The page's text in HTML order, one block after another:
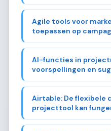
Agile tools voor
toepassen op
AI-functies in
voorspellingen en
Airtable: De flexibele
projecttool kan